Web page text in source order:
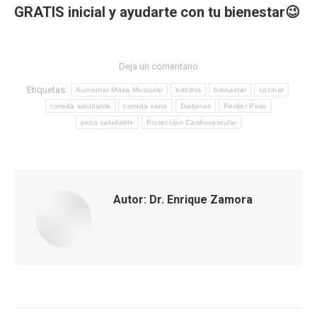
GRATIS inicial y ayudarte con tu bienestar😉
Deja un comentario
Etiquetas: Aumentar Masa Muscular batidos bienestar cocinar
comida saludable comida sana Diabetes Perder Peso
peso saludable Protección Cardiovascular
Autor: Dr. Enrique Zamora